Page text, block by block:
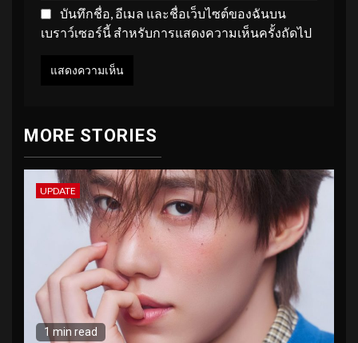
บันทึกชื่อ, อีเมล และชื่อเว็บไซต์ของฉันบน
เบราว์เซอร์นี้ สำหรับการแสดงความเห็นครั้งถัดไป
MORE STORIES
UPDATE
1 min read